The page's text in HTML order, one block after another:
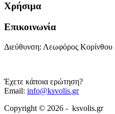
Χρήσιμα
Επικοινωνία
Διεύθυνση: Λεωφόρος
Έχετε κάποια ερώτηση?
Email: info@ksvolis.gr
Copyright © 2026 - ksvolis.gr